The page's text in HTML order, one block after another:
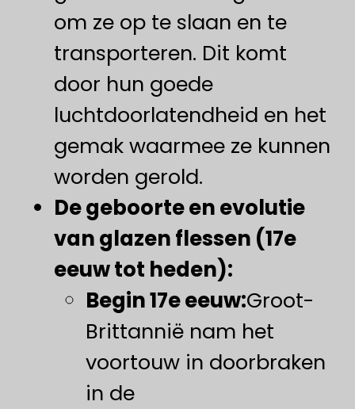
om ze op te slaan en te
transporteren. Dit komt
door hun goede
luchtdoorlatendheid en het
gemak waarmee ze kunnen
worden gerold.
De geboorte en evolutie
van glazen flessen (17e
eeuw tot heden):
Begin 17e eeuw:Groot-
Brittannië nam het
voortouw in doorbraken
in de